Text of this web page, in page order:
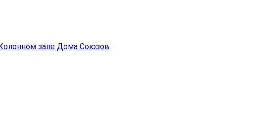
Колонном зале Дома Союзов